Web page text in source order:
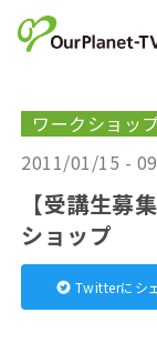
ワークショッ
2011/01/15 -
【受講生募
ショップ
Twitterにシ